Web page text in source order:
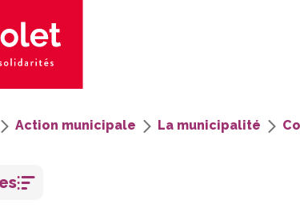
Action municipale La municipalité